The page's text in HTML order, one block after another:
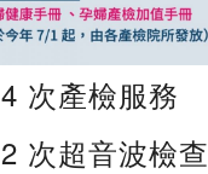
次產檢服務
次超音波檢查